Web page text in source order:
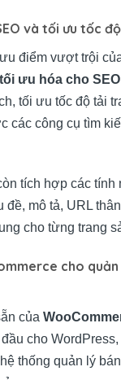
và tối ưu tốc độ
điểm vượt trội
tối ưu hóa cho SEO
tối ưu tốc độ tải
các công cụ tìm
tích hợp các tính
đề, mô tả, URL
cho từng trang
cho quản
của
cho
thống quản lý